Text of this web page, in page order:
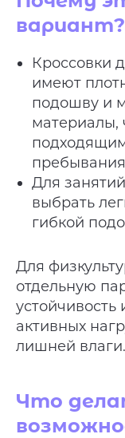
вариант?
Кроссовки
имеют
подошву и
материалы,
Для
выбрать
гибкой
Для
отдельную
активных
лишней влаги.
Что